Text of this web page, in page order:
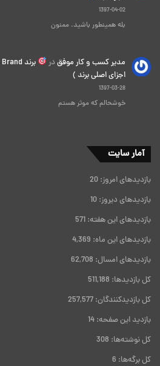
1397-04-02
بله همینطور باشید. ممنون
مدیر کسب و کار موفق در
اجزای اصلی برند )
1397-03-28
خوشحالم که موثر هستم
آمار سایت
بازدیدهای امروز: 20
بازدیدهای دیروز: 10
بازدیدهای این هفته: 571
بازدیدهای این ماه: 4,369
بازدیدهای امسال: 62,708
کل بازدیدها: 511,188
کل بازدیدکنند‌گان: 257,577
بازدید این صفحه: 14
کل نوشته‌ها: 308
کل برگه‌ها: 6